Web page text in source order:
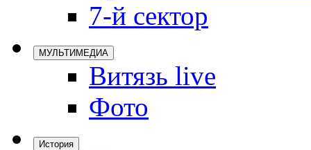
7-й сектор
МУЛЬТИМЕДИА
Витязь live
Фото
История